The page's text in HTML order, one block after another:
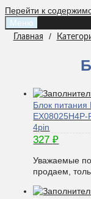
Перейти к
Меню
Главная /
Блок питания
EX08025H4P-
4pin
327₽
Уважаемые
продаем,